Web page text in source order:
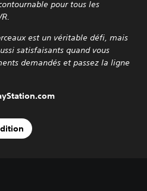
pour tous les
est un véritable défi, mais
satisfaisants quand vous
demandés et passez la ligne